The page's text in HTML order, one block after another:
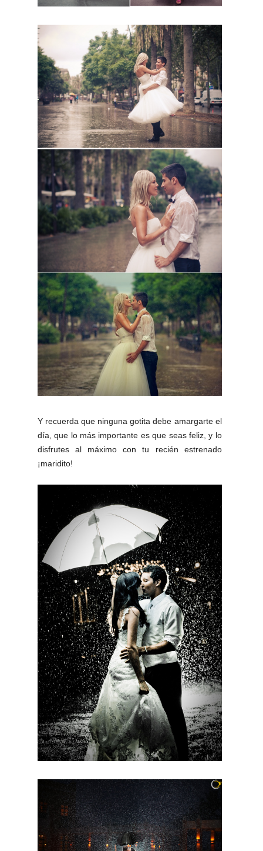
Y recuerda que ninguna gotita debe amargarte el
día, que lo más importante es que seas feliz, y lo
disfrutes al máximo con tu recién estrenado
¡maridito!